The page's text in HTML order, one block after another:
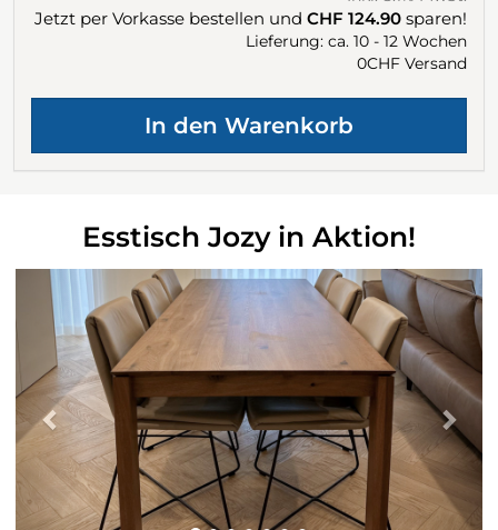
Jetzt per Vorkasse bestellen und CHF 124.90 sparen!
Lieferung: ca. 10 - 12 Wochen
0CHF Versand
Esstisch Jozy in Aktion!